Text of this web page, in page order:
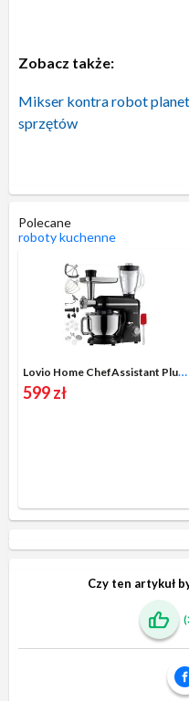
Zobacz także:
Mikser kontra robot
sprzętów
Polecane
roboty kuchenne
Lovio Home ChefAssistant Plus LVSTM02PBK
599 zł
Czy ten artykuł